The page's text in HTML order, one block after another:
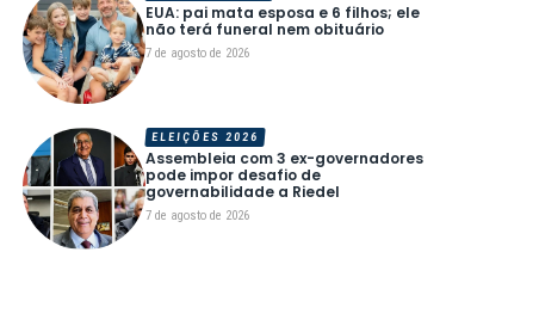
EUA: pai mata esposa e 6 filhos; ele
não terá funeral nem obituário
7 de agosto de 2026
Assembleia com 3 ex-governadores
pode impor desafio de
governabilidade a Riedel
7 de agosto de 2026
ELEIÇÕES 2026